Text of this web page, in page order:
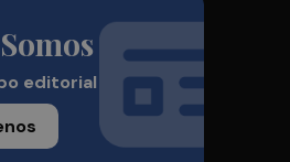
editorial